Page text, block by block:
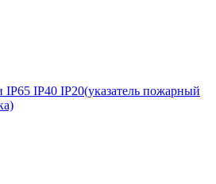
IP40 IP20(указатель пожарный